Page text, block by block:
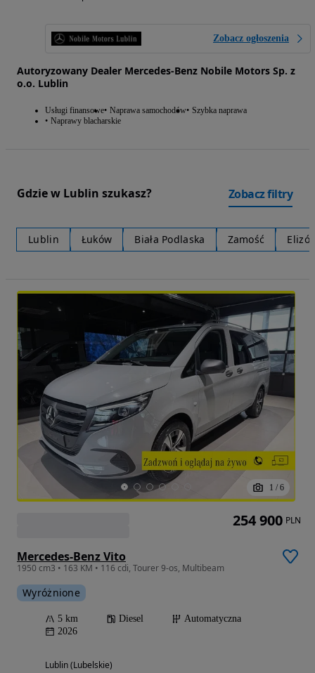
Zobacz ogłoszenia
Autoryzowany Dealer Mercedes-Benz Nobile Motors Sp. z
o.o. Lublin
Usługi finansowe Naprawa samochodów Szybka naprawa
Naprawy blacharskie
Gdzie w Lublin szukasz? Zobacz filtry
Lublin Łuków Biała Podlaska Zamość
1 / 6
Mercedes-Benz Vito
1950 cm3 • 163 KM • 116 cdi, Tourer 9-os, Multibeam
Wyróżnione
5 km Diesel
Automatyczna
2026
Lublin (Lubelskie)
254 900 PLN